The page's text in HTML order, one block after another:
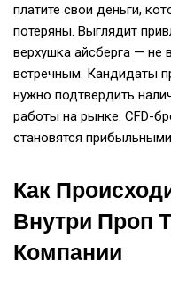
платите свои деньги,
потеряны. Выглядит
верхушка айсберга — не
встречным. Кандидаты
нужно подтвердить
работы на рынке. CFD-
становятся
Как
Внутри Проп
Компании